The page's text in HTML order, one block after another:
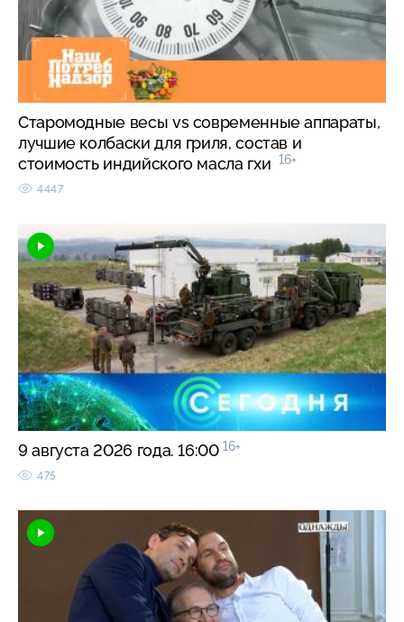
Старомодные весы vs современные аппараты,
лучшие колбаски для гриля, состав и
стоимость индийского масла гхи 16+
4447
9 августа 2026 года. 16:00 16+
475